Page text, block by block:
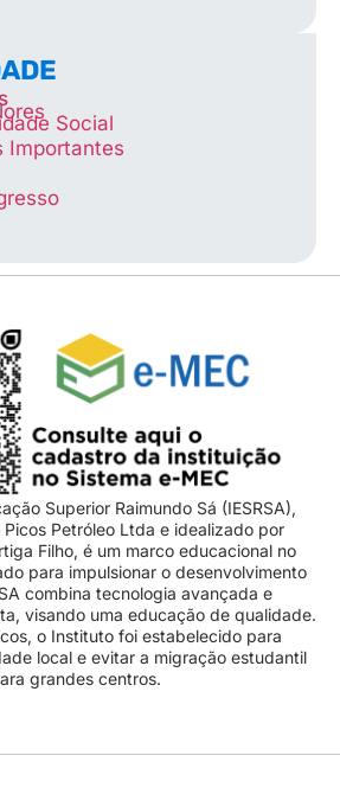
Social
Importantes
Superior Raimundo Sá (IESRSA),
Petróleo Ltda e idealizado por
Filho, é um marco educacional no
para impulsionar o desenvolvimento
combina tecnologia avançada e
visando uma educação de qualidade.
o Instituto foi estabelecido para
local e evitar a migração estudantil
grandes centros.